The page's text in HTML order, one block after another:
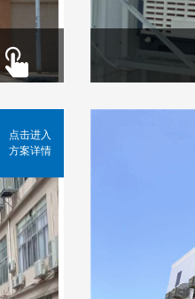
点击进入
方案详情